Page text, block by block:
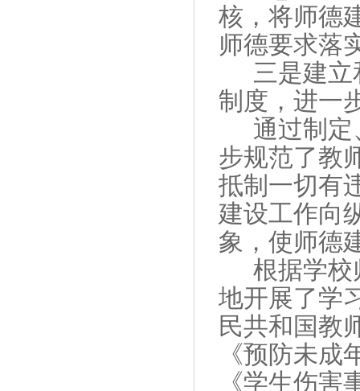
核，将师德
师德要求落
三是建
制度，进一
通过制
步规范了教
抵制一切有
建设工作向
象，使师德
根据学校
地开展了学
民共和国教
《预防未
《学生伤